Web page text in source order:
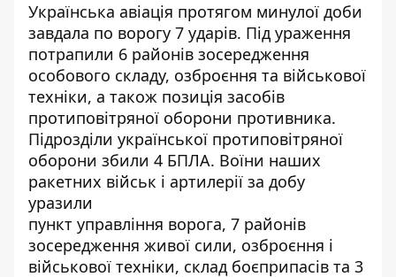
Українська авіація протягом минулої доби
завдала по ворогу 7 ударів. Під ураження
потрапили 6 районів зосередження
особового складу, озброєння та військової
техніки, а також позиція засобів
протиповітряної оборони противника.
Підрозділи української протиповітряної
оборони збили 4 БПЛА. Воїни наших
ракетних військ і артилерії за добу
уразили
пункт управління ворога, 7 районів
зосередження живої сили, озброєння і
військової техніки, склад боєприпасів та 3